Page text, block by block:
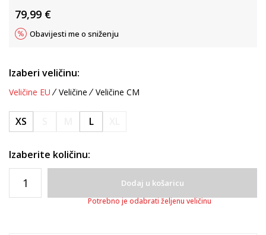
79,99 €
Obavijesti me o sniženju
Izaberi veličinu:
Veličine EU Veličine Veličine CM
XS L
Izaberite količinu:
Dodaj u košaricu
Potrebno je odabrati željenu veličinu